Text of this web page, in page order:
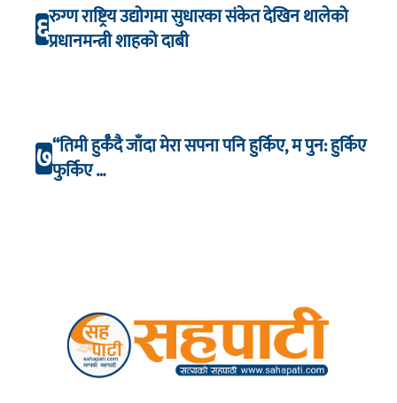
६रुग्ण राष्ट्रिय उद्योगमा सुधारका संकेत देखिन थालेको
प्रधानमन्त्री शाहको दाबी
७“तिमी हुर्कँदै जाँदा मेरा सपना पनि हुर्किए, म पुन: हुर्किए
फुर्किए …